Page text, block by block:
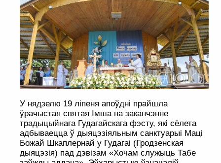
У нядзелю 19 ліпеня апоўдні прайшла
ўрачыстая святая Імша на заканчэнне
традыцыйнага Гудагайскага фэсту, які сёлета
адбываецца ў дыяцэзіяльным санктуарыі Маці
Божай Шкаплернай у Гудагаі (Гродзенская
дыяцэзія) пад дэвізам «Хочам служыць Табе